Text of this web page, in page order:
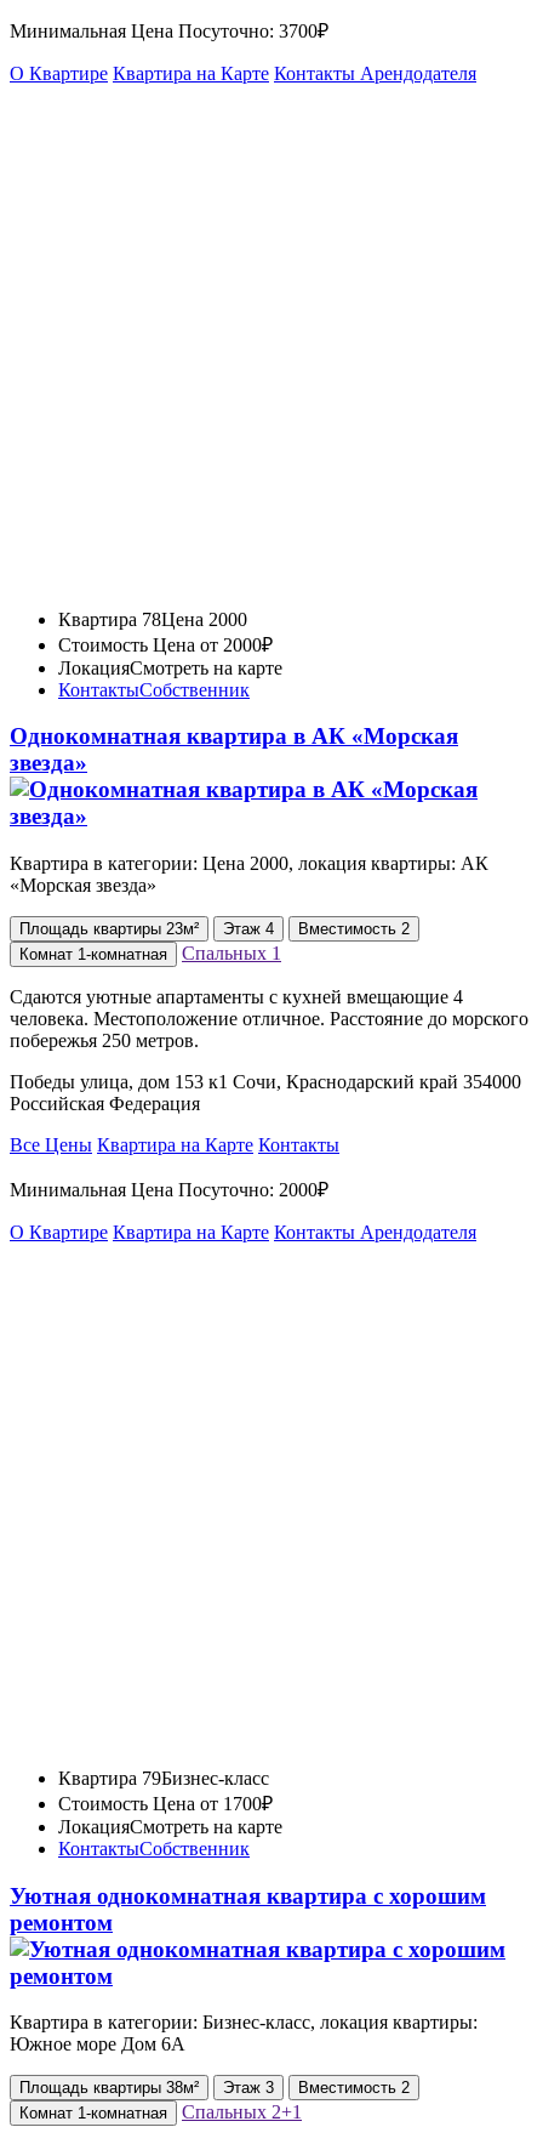
Минимальная Цена Посуточно: 3700₽
О Квартире Квартира на Карте Контакты Арендодателя
Квартира 78Цена 2000
Стоимость Цена от 2000₽
ЛокацияСмотреть на карте
КонтактыСобственник
Однокомнатная квартира в АК «Морская
звезда»
Квартира в категории: Цена 2000, локация квартиры: АК
«Морская звезда»
Площадь квартиры 23м² Этаж 4 Вместимость 2
Комнат 1-комнатная Спальных 1
Сдаются уютные апартаменты с кухней вмещающие 4
человека. Местоположение отличное. Расстояние до морского
побережья 250 метров.
Победы улица, дом 153 к1 Сочи, Краснодарский край 354000
Российская Федерация
Все Цены Квартира на Карте Контакты
Минимальная Цена Посуточно: 2000₽
О Квартире Квартира на Карте Контакты Арендодателя
Квартира 79Бизнес-класс
Стоимость Цена от 1700₽
ЛокацияСмотреть на карте
КонтактыСобственник
Уютная однокомнатная квартира с хорошим
ремонтом
Квартира в категории: Бизнес-класс, локация квартиры:
Южное море Дом 6А
Площадь квартиры 38м² Этаж 3 Вместимость 2
Комнат 1-комнатная Спальных 2+1